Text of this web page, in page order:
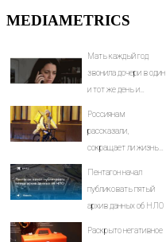
MEDIAMETRICS
Мать каждый год
звонила дочери в один
и тот же день и
Россиянам
рассказали,
сокращает ли жизнь
Пентагон начал
публиковать пятый
архив данных об НЛО
Раскрыто негативное